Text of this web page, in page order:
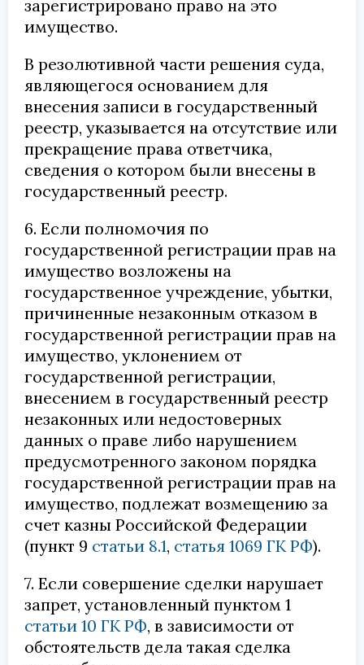
зарегистрировано право на это
имущество.
В резолютивной части решения суда,
являющегося основанием для
внесения записи в государственный
реестр, указывается на отсутствие или
прекращение права ответчика,
сведения о котором были внесены в
государственный реестр.
6. Если полномочия по
государственной регистрации прав на
имущество возложены на
государственное учреждение, убытки,
причиненные незаконным отказом в
государственной регистрации прав на
имущество, уклонением от
государственной регистрации,
внесением в государственный реестр
незаконных или недостоверных
данных о праве либо нарушением
предусмотренного законом порядка
государственной регистрации прав на
имущество, подлежат возмещению за
счет казны Российской Федерации
(пункт 9 статьи 8.1, статья 1069 ГК РФ).
7. Если совершение сделки нарушает
запрет, установленный пунктом 1
статьи 10 ГК РФ, в зависимости от
обстоятельств дела такая сделка